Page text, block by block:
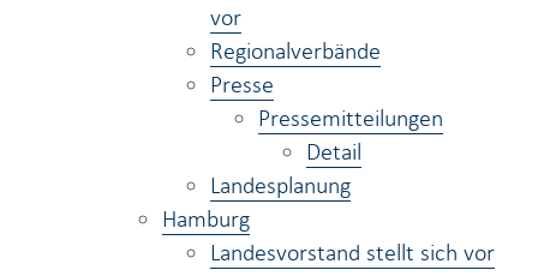
vor
Regionalverbände
Presse
Pressemitteilungen
Detail
Landesplanung
Hamburg
Landesvorstand stellt sich vor